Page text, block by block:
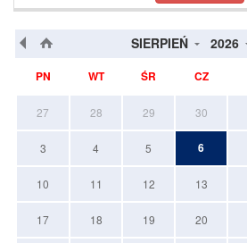
SIERPIEŃ 2026
PN WT ŚR CZ
27 28 29 30
3 4 5 6
10 11 12 13
17 18 19 20